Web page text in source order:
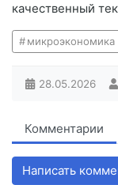
качественный
микроэкономика
28.05.2026
Комментарии
Написать